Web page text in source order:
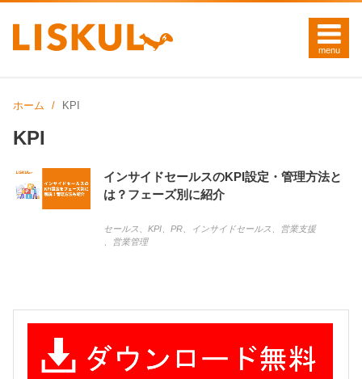
ホーム KPI
KPI
インサイドセールスのKPI設定・管理方法と
は？フェーズ別に紹介
セールス KPI PR インサイドセールス
営業支援
営業管理